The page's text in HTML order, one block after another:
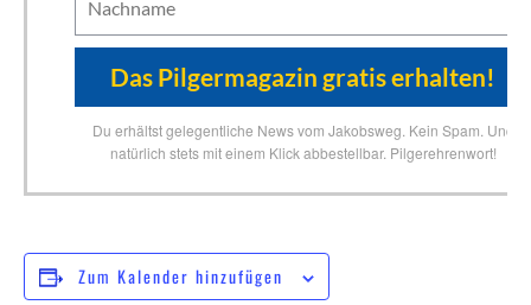
Du erhältst gelegentliche News vom Jakobsweg. Kein Spam. Und
natürlich stets mit einem Klick abbestellbar. Pilgerehrenwort!
Zum Kalender hinzufügen